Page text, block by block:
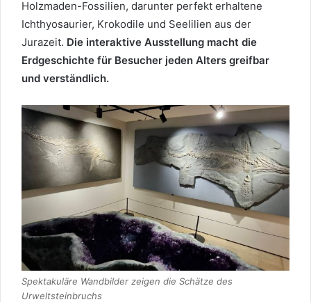
Holzmaden-Fossilien, darunter perfekt erhaltene
Ichthyosaurier, Krokodile und Seelilien aus der
Jurazeit. Die interaktive Ausstellung macht die
Erdgeschichte für Besucher jeden Alters greifbar
und verständlich.
Spektakuläre Wandbilder zeigen die Schätze des
Urweltsteinbruchs